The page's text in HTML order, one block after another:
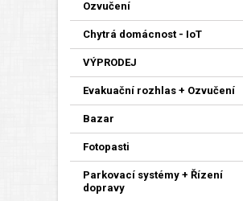
Ozvučení
Chytrá domácnost - IoT
VÝPRODEJ
Evakuační rozhlas + Ozvučení
Bazar
Fotopasti
Parkovací systémy + Řízení
dopravy